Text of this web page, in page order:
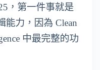
，第一件事就是
能力，因為 Clean
中最完整的功